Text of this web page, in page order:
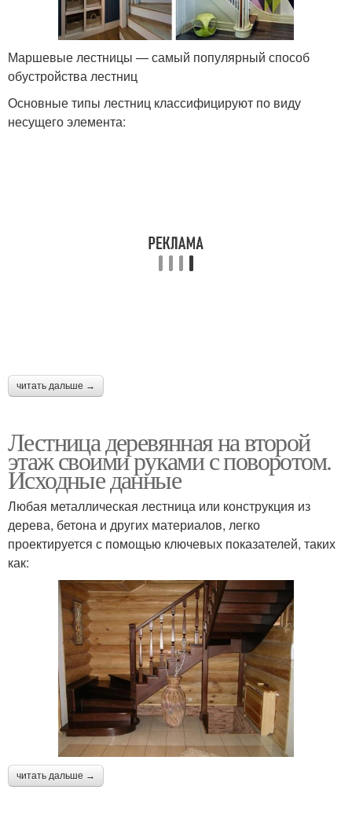
Маршевые лестницы — самый популярный способ
обустройства лестниц
Основные типы лестниц классифицируют по виду
несущего элемента:
читать дальше →
Лестница деревянная на второй
этаж своими руками с поворотом.
Исходные данные
Любая металлическая лестница или конструкция из
дерева, бетона и других материалов, легко
проектируется с помощью ключевых показателей, таких
как:
читать дальше →